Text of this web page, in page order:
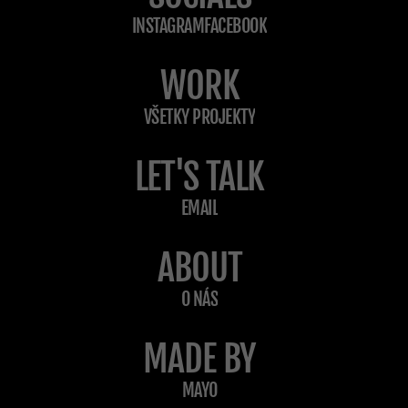
INSTAGRAM FACEBOOK
WORK
VŠETKY PROJEKTY
LET'S TALK
EMAIL
ABOUT
O NÁS
MADE BY
MAYO